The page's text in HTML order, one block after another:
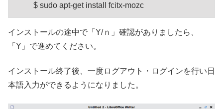
$ sudo apt-get install fcitx-mozc
インストールの途中で「Y/ｎ」確認がありましたら、
「Y」で進めてください。
インストール終了後、一度ログアウト・ログインを行い日
本語入力ができるようになりました。